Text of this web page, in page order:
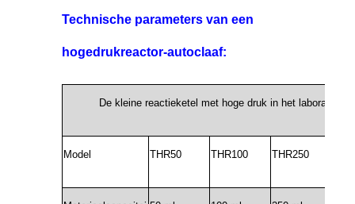
Technische parameters van een
hogedrukreactor-autoclaaf:
De kleine reactieketel met hoge druk in het laboratorium
Model THR50 THR100 THR250